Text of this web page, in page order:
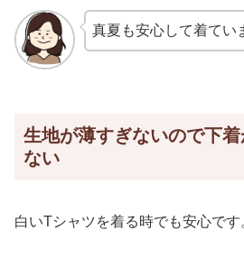
真夏も安心して着てい
生地が薄すぎないので下
ない
白いTシャツを着る時でも安心です